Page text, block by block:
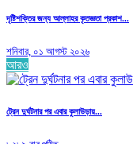
দৃষ্টিশক্তির জন্য আল্লাহর কৃতজ্ঞতা প্রকাশ...
শনিবার, ০১ আগস্ট ২০২৬
আরও
ট্রেন দুর্ঘটনার পর এবার কুলাউড়ায়...